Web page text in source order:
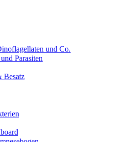
und Co.
Parasiten
Besatz